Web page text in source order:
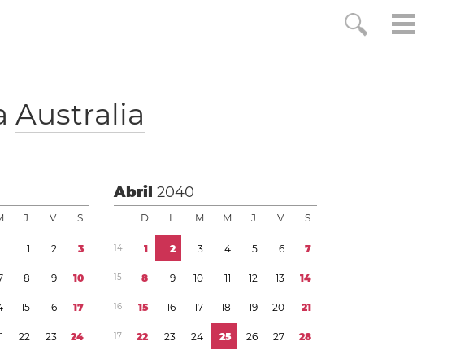
Australia
J V S
1 2 3
8 9 10
15 16 17
1 22 23 24
Abril2040
D L M M J V S
14 1 2 3 4 5 6 7
15 8 9 10 11 12 13 14
16 15 16 17 18 19 20 21
17 22 23 24 25 26 27 28